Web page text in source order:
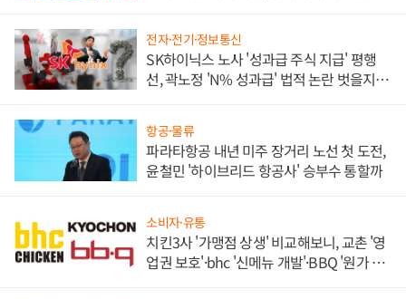
전자·전기·정보통신
SK하이닉스 노사 '성과급 주식 지급' 평행
선, 곽노정 'N% 성과급' 법적 논란 벗을지 주
항공·물류
파라타항공 내년 미주 장거리 노선 첫 도전,
윤철민 '하이브리드 항공사' 승부수 통할까
소비자·유통
치킨3사 '가맹점 상생' 비교해보니, 교촌 '영
업권 보호'·bhc '신메뉴 개발'·BBQ '원가 부